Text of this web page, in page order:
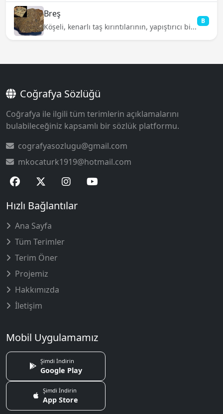
Breş
Köşeli, kenarlı taş kırıntılarının, yapıştırıcı bi...
B
Coğrafya Sözlüğü
Coğrafya ile ilgili tüm terimlerin açıklamalarını
bulabileceğiniz kapsamlı bir sözlük platformu.
cografyasozlugu@gmail.com
mkocaturk1919@hotmail.com
Hızlı Bağlantılar
Ana Sayfa
Tüm Terimler
Terim Öner
Projemiz
Hakkımızda
İletişim
Mobil Uygulamamız
Şimdi İndirin
Google Play
Şimdi İndirin
App Store